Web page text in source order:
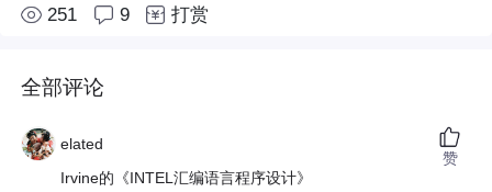
251 9 打赏
全部评论
elated
Irvine的《INTEL汇编语言程序设计》
赞